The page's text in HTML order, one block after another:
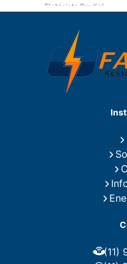
Eletricista Predial
Eletricista Residencial
Eletricista Residencial E
Eletricistas de
Empresa de
Empresa de
Empresa de Prestação
Fiação para Instalação
Instalação de Energia
Instalação de Painel
Instalação de Placa
Instalação de Sistema
Instalação E
Instalação Elétrica
Instalação Elétrica
Instalações Elétricas
(11)